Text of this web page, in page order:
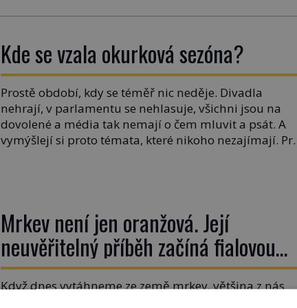
Kde se vzala okurková sezóna?
Prostě období, kdy se téměř nic neděje. Divadla
nehrají, v parlamentu se nehlasuje, všichni jsou na
dovolené a média tak nemají o čem mluvit a psát. A
vymýšlejí si proto témata, které nikoho nezajímají.
Mrkev není jen oranžová. Její
neuvěřitelný příběh začíná fialovou
barvou
Když dnes vytáhneme ze země mrkev, většina z nás